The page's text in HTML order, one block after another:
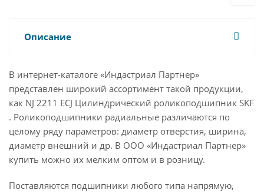
Описание
В интернет-каталоге «Индастриал Партнер»
представлен широкий ассортимент такой продукции,
как NJ 2211 ECJ Цилиндрический роликоподшипник SKF
. Роликоподшипники радиальные различаются по
целому ряду параметров: диаметр отверстия, ширина,
диаметр внешний и др. В ООО «Индастриал Партнер»
купить можно их мелким оптом и в розницу.
Поставляются подшипники любого типа напрямую,